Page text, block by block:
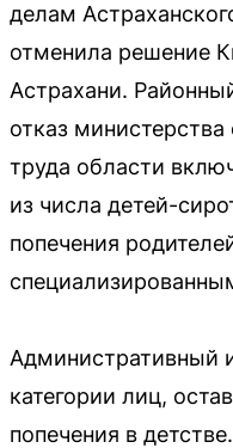
делам
отменила решение
Астрахани.
отказ
труда области
из числа детей-
попечения
Административный
категории лиц,
попечения в